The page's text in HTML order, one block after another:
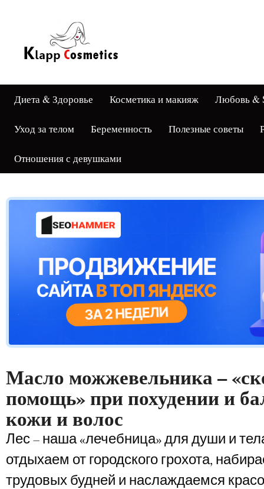
Диета & Здоровье Косметика и макияж Любовь &
Уход за телом Беременность Полезные советы
Отношения с девушками
Масло можжевельника –
помощь» при похудении и
кожи и волос
Лес – наша «лечебница» для души и
отдыхаем от городского грохота,
трудовых будней и наслаждаемся